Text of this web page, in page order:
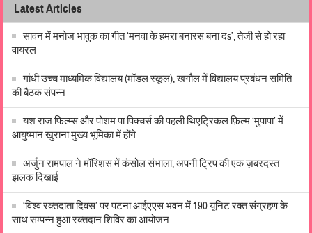
Latest Articles
सावन में मनोज भावुक का गीत ‘मनवा के हमरा बनारस बना दs’, तेजी से हो रहा
वायरल
गांधी उच्च माध्यमिक विद्यालय (मॉडल स्कूल), खगौल में विद्यालय प्रबंधन समिति
की बैठक संपन्न
यश राज फिल्म्स और पोशम पा पिक्चर्स की पहली थिएट्रिकल फ़िल्म ‘मुपापा’ में
आयुष्मान खुराना मुख्य भूमिका में होंगे
अर्जुन रामपाल ने मॉरिशस में कंसोल संभाला, अपनी ट्रिप की एक ज़बरदस्त
झलक दिखाई
‘विश्व रक्तदाता दिवस’ पर पटना आईएएस भवन में 190 यूनिट रक्त संग्रहण के
साथ सम्पन्न हुआ रक्तदान शिविर का आयोजन